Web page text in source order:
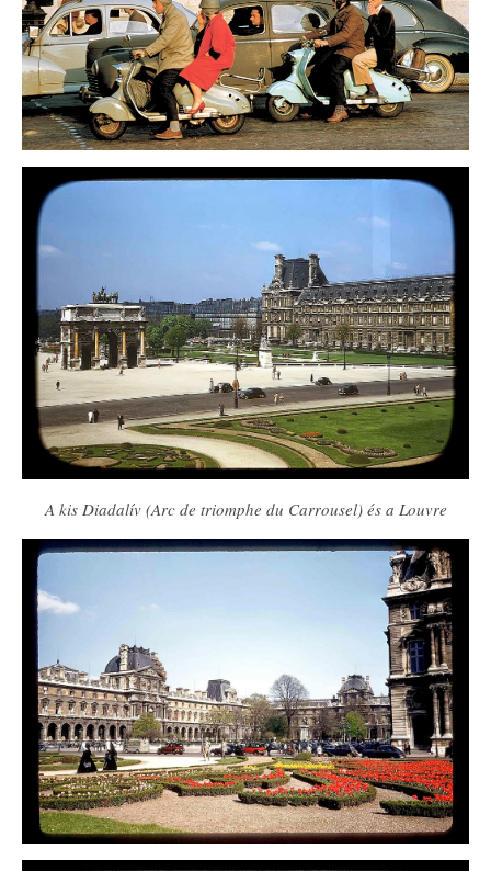
A kis Diadalív (Arc de triomphe du Carrousel) és a Louvre